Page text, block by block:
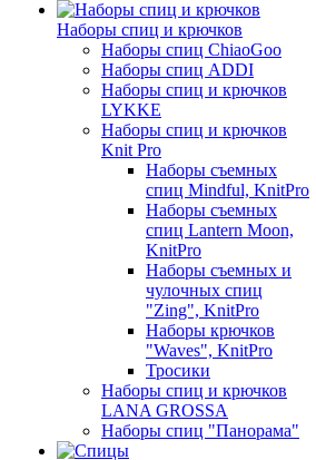
Наборы спиц и крючков
Наборы спиц ChiaoGoo
Наборы спиц ADDI
Наборы спиц и крючков
LYKKE
Наборы спиц и крючков
Knit Pro
Наборы съемных
спиц Mindful, KnitPro
Наборы съемных
спиц Lantern Moon,
KnitPro
Наборы съемных и
чулочных спиц
"Zing", KnitPro
Наборы крючков
"Waves", KnitPro
Тросики
Наборы спиц и крючков
LANA GROSSA
Наборы спиц "Панорама"